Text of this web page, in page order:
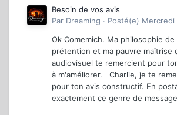
Besoin de vos avis
Par Dreaming · Posté(e) Mercredi
Ok Comemich. Ma philosophie
prétention et ma pauvre maîtrise
audiovisuel te remercient pour
à m'améliorer. Charlie, je te
pour ton avis constructif. En
exactement ce genre de